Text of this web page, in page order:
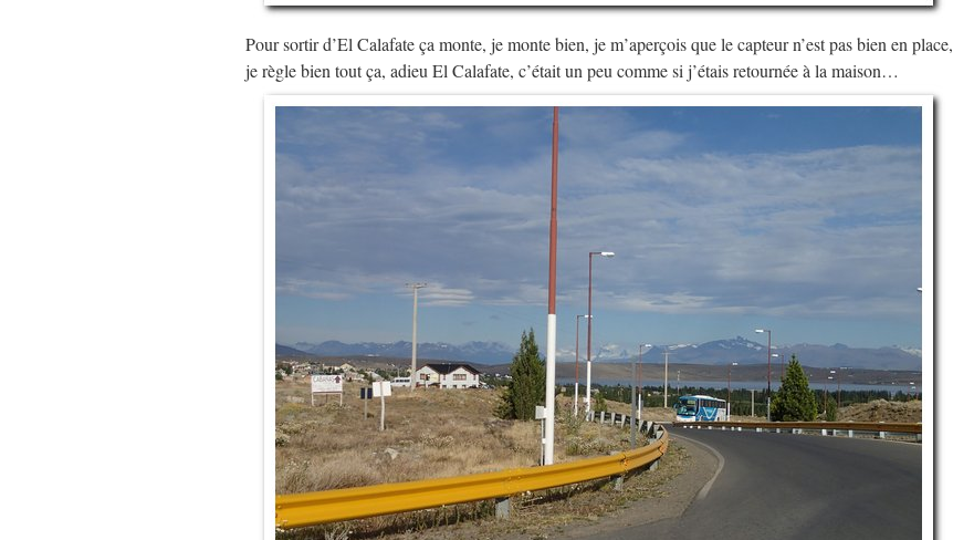
Pour sortir d’El Calafate ça monte, je monte bien, je m’aperçois que le capteur n’est pas bien en place,
je règle bien tout ça, adieu El Calafate, c’était un peu comme si j’étais retournée à la maison…